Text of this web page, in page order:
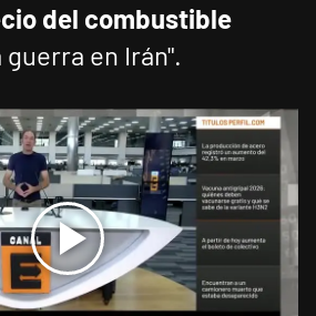
del combustible
en Irán".